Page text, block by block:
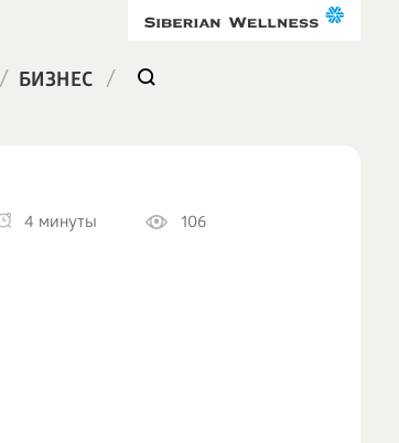
/ БИЗНЕС /
4 минуты 106